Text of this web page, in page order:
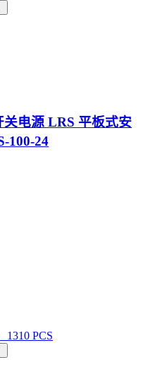
电源 LRS 平板式安
100-24
1310 PCS